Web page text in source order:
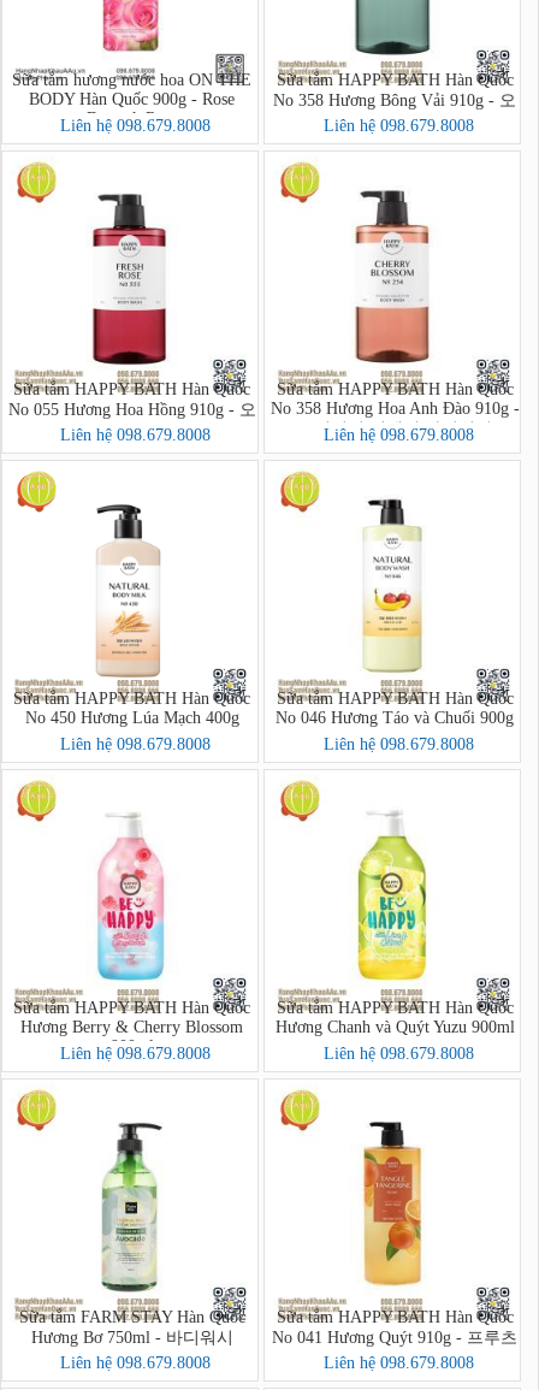
Sữa tắm hương nước hoa ON THE
BODY Hàn Quốc 900g - Rose
Damask Rose
Liên hệ 098.679.8008
Sữa tắm HAPPY BATH Hàn Quốc
No 358 Hương Bông Vải 910g - 오
리지널 컬렉션 바디워시
Liên hệ 098.679.8008
Sữa tắm HAPPY BATH Hàn Quốc
No 055 Hương Hoa Hồng 910g - 오
리지널 컬렉션 바디워시
Liên hệ 098.679.8008
Sữa tắm HAPPY BATH Hàn Quốc
No 358 Hương Hoa Anh Đào 910g -
오리지널 컬렉션 바디워시
Liên hệ 098.679.8008
Sữa tắm HAPPY BATH Hàn Quốc
No 450 Hương Lúa Mạch 400g
Liên hệ 098.679.8008
Sữa tắm HAPPY BATH Hàn Quốc
No 046 Hương Táo và Chuối 900g
Liên hệ 098.679.8008
Sữa tắm HAPPY BATH Hàn Quốc
Hương Berry & Cherry Blossom
900ml
Liên hệ 098.679.8008
Sữa tắm HAPPY BATH Hàn Quốc
Hương Chanh và Quýt Yuzu 900ml
Liên hệ 098.679.8008
Sữa tắm FARM STAY Hàn Quốc
Hương Bơ 750ml - 바디워시
Liên hệ 098.679.8008
Sữa tắm HAPPY BATH Hàn Quốc
No 041 Hương Quýt 910g - 프루츠
크러시 바디워시
Liên hệ 098.679.8008